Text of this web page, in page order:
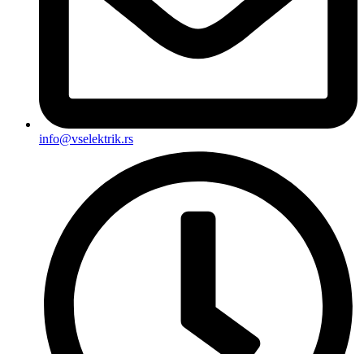
info@vselektrik.rs